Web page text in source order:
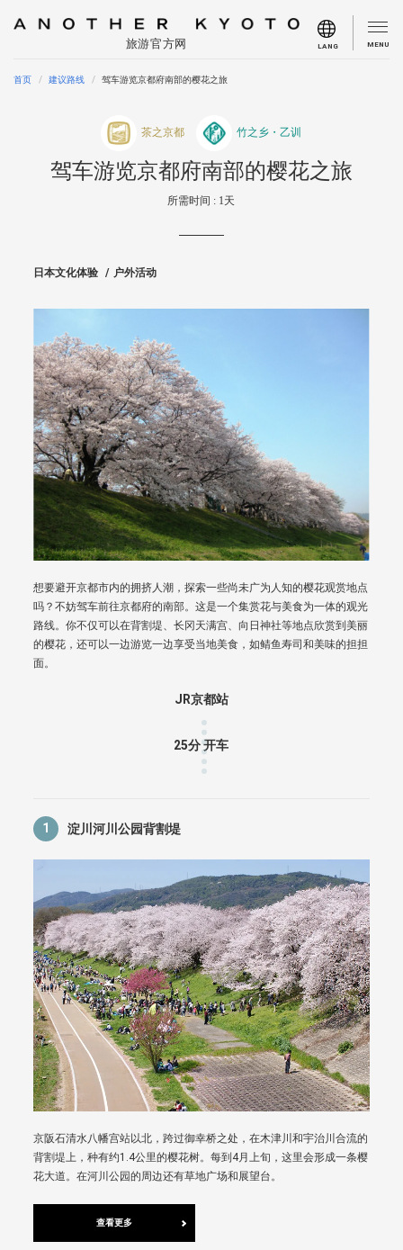
旅游官方网 LANG MENU
首页 建议路线 驾车游览京都府南部的樱花之旅
茶之京都 竹之乡・乙训
驾车游览京都府南部的樱花之旅
所需时间 : 1天
日本文化体验 户外活动
想要避开京都市内的拥挤人潮，探索一些尚未广为人知的樱花观赏地点
吗？不妨驾车前往京都府的南部。这是一个集赏花与美食为一体的观光
路线。你不仅可以在背割堤、长冈天满宫、向日神社等地点欣赏到美丽
的樱花，还可以一边游览一边享受当地美食，如鲭鱼寿司和美味的担担
面。
JR京都站
25分 开车
1 淀川河川公园背割堤
京阪石清水八幡宫站以北，跨过御幸桥之处，在木津川和宇治川合流的
背割堤上，种有约1.4公里的樱花树。每到4月上旬，这里会形成一条樱
花大道。在河川公园的周边还有草地广场和展望台。
查看更多